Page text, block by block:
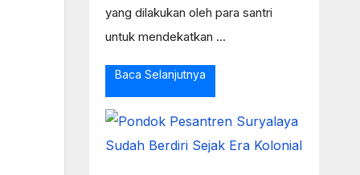
yang dilakukan oleh para santri
untuk mendekatkan ...
Baca Selanjutnya